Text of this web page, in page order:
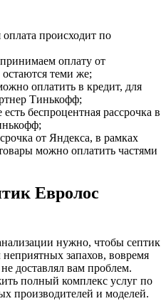
оплата происходит по
оплату от
теми же;
оплатить в кредит, для
Тинькофф;
беспроцентная рассрочка в
от Яндекса, в рамках
можно оплатить частями
Евролос
нужно, чтобы септик
неприятных запахов, вовремя
доставлял вам проблем.
полный комплекс услуг по
производителей и моделей.